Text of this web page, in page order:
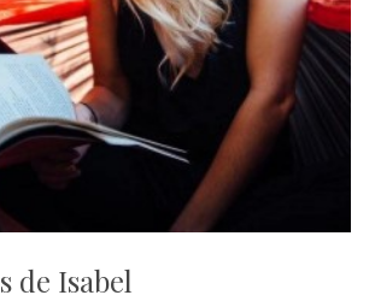
de Isabel